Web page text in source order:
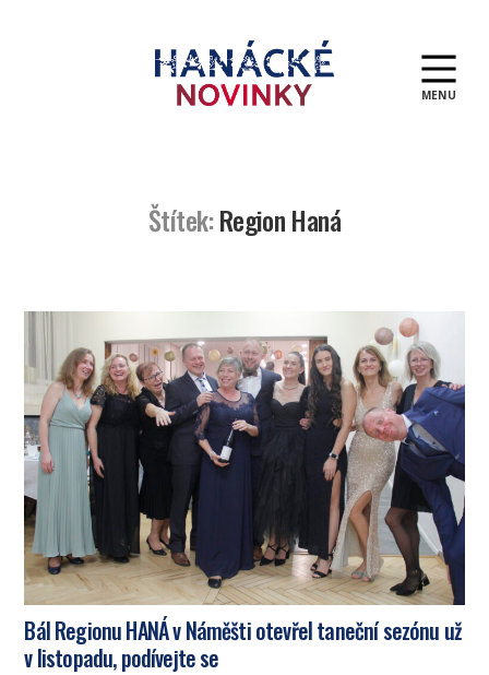
MENU
Štítek:Region Haná
Bál Regionu HANÁ v Náměšti otevřel taneční sezónu už
v listopadu, podívejte se